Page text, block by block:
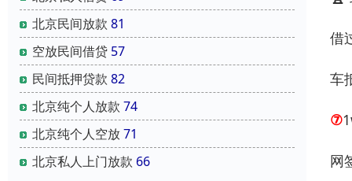
北京民间放款 81
空放民间借贷 57
民间抵押贷款 82
北京纯个人放款 74
北京纯个人空放71
北京私人上门放款 66
借
车
⑦
网